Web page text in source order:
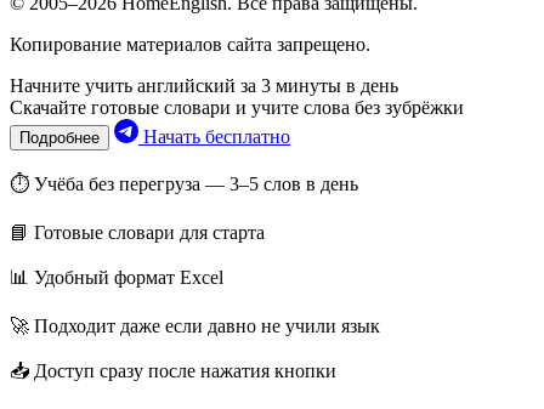
Копирование материалов сайта запрещено.
Начните учить английский за 3 минуты в день
Скачайте готовые словари и учите слова без зубрёжки
Подробнее Начать бесплатно
⏱ Учёба без перегруза — 3–5 слов в день
📘 Готовые словари для старта
📊 Удобный формат Excel
🚀 Подходит даже если давно не учили язык
📥 Доступ сразу после нажатия кнопки